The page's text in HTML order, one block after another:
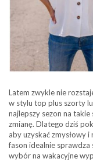
Latem zwykle nie
w stylu top plus szorty
najlepszy sezon na takie
zmianę. Dlatego dziś
aby uzyskać zmysłowy
fason idealnie
wybór na wakacyjne